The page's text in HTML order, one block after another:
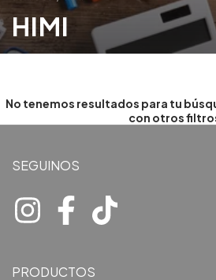
HIMI
No tenemos resultados para tu
con otros
SEGUINOS
PRODUCTOS